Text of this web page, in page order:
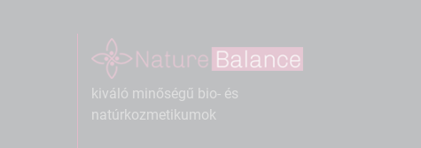
kiváló minőségű bio- és
natúrkozmetikumok